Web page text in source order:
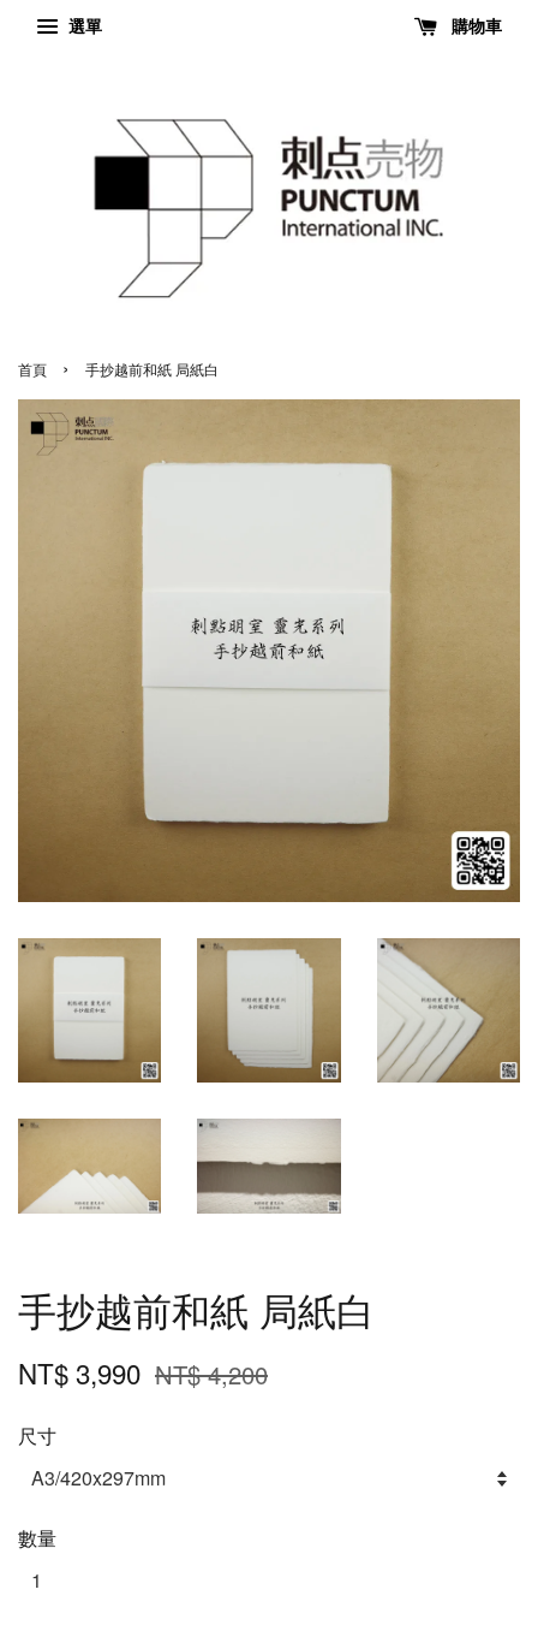
選單 購物車
首頁 › 手抄越前和紙 局紙白
手抄越前和紙 局紙白
NT$ 3,990 NT$ 4,200
尺寸
數量